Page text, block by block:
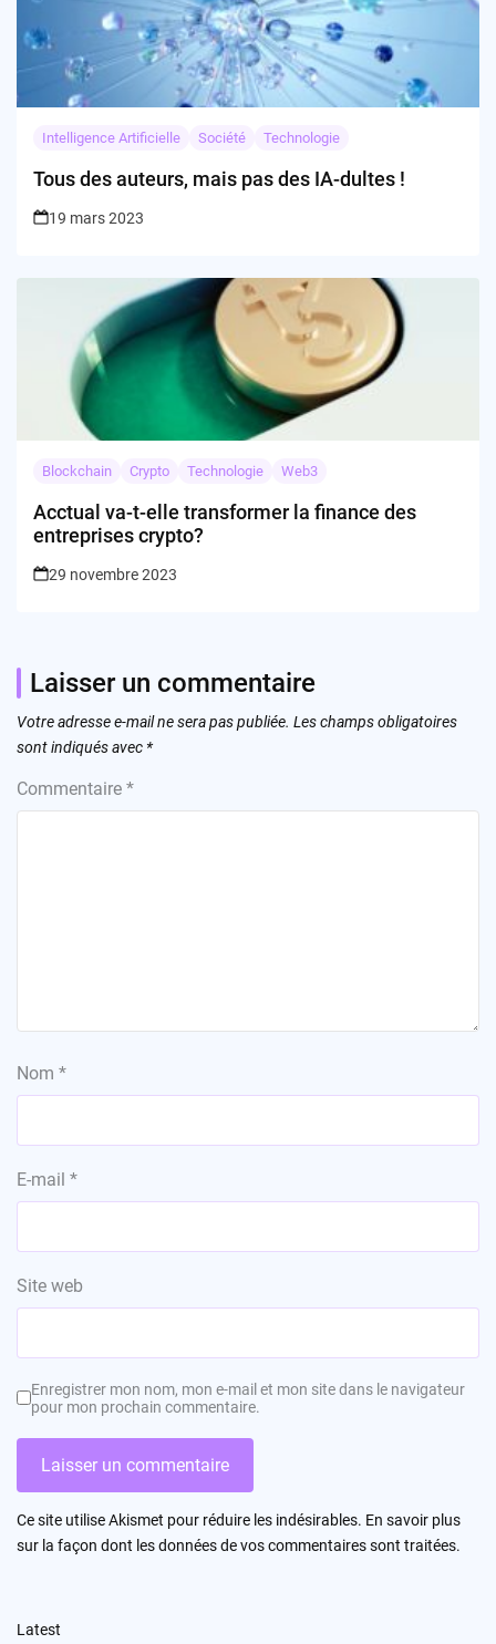
Intelligence Artificielle Société Technologie
Tous des auteurs, mais pas des IA-dultes !
19 mars 2023
Blockchain Crypto Technologie Web3
Acctual va-t-elle transformer la finance des
entreprises crypto?
29 novembre 2023
Laisser un commentaire
Votre adresse e-mail ne sera pas publiée. Les champs obligatoires
sont indiqués avec *
Commentaire *
Nom *
E-mail *
Site web
Enregistrer mon nom, mon e-mail et mon site dans le navigateur
pour mon prochain commentaire.
Ce site utilise Akismet pour réduire les indésirables. En savoir plus
sur la façon dont les données de vos commentaires sont traitées.
Latest